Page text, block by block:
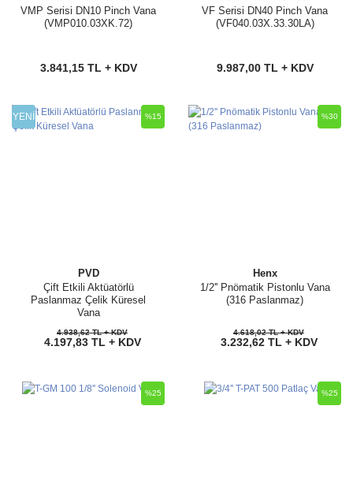
VMP Serisi DN10 Pinch Vana
(VMP010.03XK.72)
3.841,15 TL + KDV
VF Serisi DN40 Pinch Vana
(VF040.03X.33.30LA)
9.987,00 TL + KDV
YENİ
PVD
Çift Etkili Aktüatörlü
Paslanmaz Çelik Küresel
Vana
%15
4.938,62 TL + KDV
4.197,83 TL + KDV
Henx
1/2'' Pnömatik Pistonlu Vana
(316 Paslanmaz)
%30
4.618,02 TL + KDV
3.232,62 TL + KDV
%25 %25